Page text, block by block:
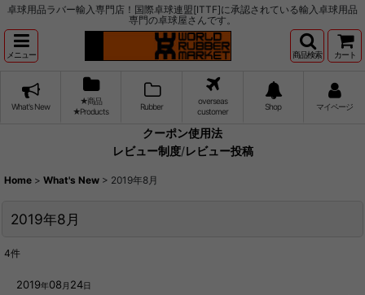
卓球用品ラバー輸入専門店！国際卓球連盟[ITTF]に承認されている輸入卓球用品
専門の卓球屋さんです。
メニュー 商品検索 カート
What's New
★商品
★Products
Rubber
overseas
customer
Shop マイページ
クーポン使用法
レビュー制度/レビュー投稿
Home > What's New > 2019年8月
2019年8月
4件
2019年08 月 24日